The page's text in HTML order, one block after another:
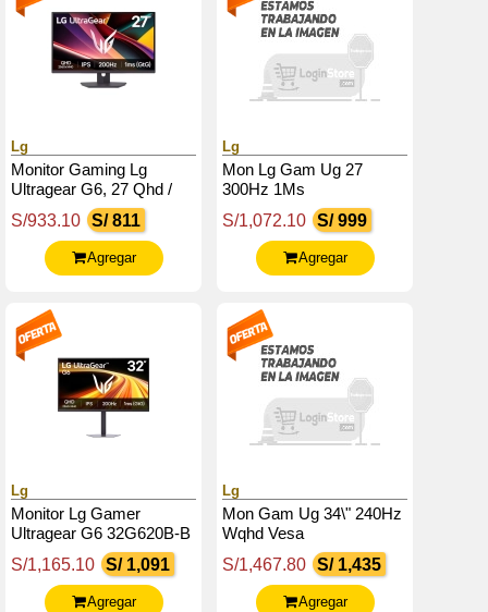
Lg
Monitor Gaming Lg
Ultragear G6, 27 Qhd /
Ips / 200Hz / 1Ms (Gtg) /
Hdmi X2 / Dp /
Headphone-Out
S/933.10 S/ 811
Agregar
Lg
Mon Lg Gam Ug 27
300Hz 1Ms
S/1,072.10 S/ 999
Agregar
Lg
Monitor Lg Gamer
Ultragear G6 32G620B-B
32 / Qhd / Ips / 200Hz /
Hdmix2 / Dp /
Salida_Auriculares
S/1,165.10 S/ 1,091
Agregar
Lg
Mon Gam Ug 34\" 240Hz
Wqhd Vesa
S/1,467.80 S/ 1,435
Agregar